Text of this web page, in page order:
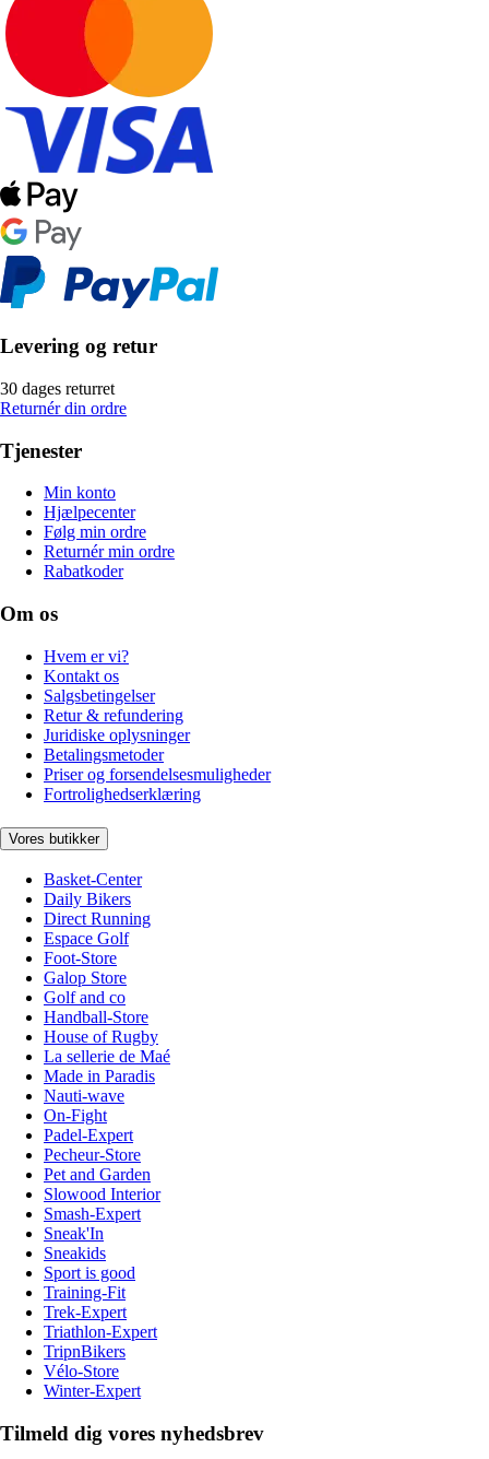
Levering og retur
30 dages returret
Returnér din ordre
Tjenester
Min konto
Hjælpecenter
Følg min ordre
Returnér min ordre
Rabatkoder
Om os
Hvem er vi?
Kontakt os
Salgsbetingelser
Retur & refundering
Juridiske oplysninger
Betalingsmetoder
Priser og forsendelsesmuligheder
Fortrolighedserklæring
Vores butikker
Basket-Center
Daily Bikers
Direct Running
Espace Golf
Foot-Store
Galop Store
Golf and co
Handball-Store
House of Rugby
La sellerie de Maé
Made in Paradis
Nauti-wave
On-Fight
Padel-Expert
Pecheur-Store
Pet and Garden
Slowood Interior
Smash-Expert
Sneak'In
Sneakids
Sport is good
Training-Fit
Trek-Expert
Triathlon-Expert
TripnBikers
Vélo-Store
Winter-Expert
Tilmeld dig vores nyhedsbrev